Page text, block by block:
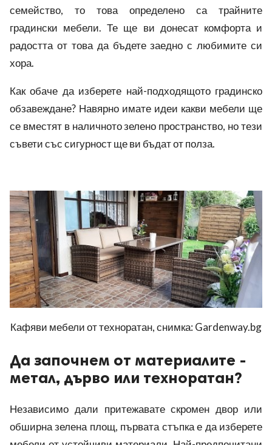
семейство, то това определено са трайните
градински мебели. Те ще ви донесат комфорта и
радостта от това да бъдете заедно с любимите си
хора.
Как обаче да изберете най-подходящото градинско
обзавеждане? Навярно имате идеи какви мебели ще
се вместят в наличното зелено пространство, но тези
съвети със сигурност ще ви бъдат от полза.
Кафяви мебели от техноратан, снимка: Gardenway.bg
Да започнем от материалите -
метал, дърво или техноратан?
Независимо дали притежавате скромен двор или
обширна зелена площ, първата стъпка е да изберете